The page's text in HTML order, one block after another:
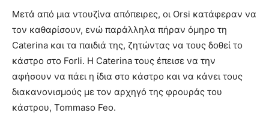
Μετά από μια ντουζίνα απόπειρες, οι Orsi κατάφεραν να
τον καθαρίσουν, ενώ παράλληλα πήραν όμηρο τη
Caterina και τα παιδιά της, ζητώντας να τους δοθεί το
κάστρο στο Forli. Η Caterina τους έπεισε να την
αφήσουν να πάει η ίδια στο κάστρο και να κάνει τους
διακανονισμούς με τον αρχηγό της φρουράς του
κάστρου, Tommaso Feo.